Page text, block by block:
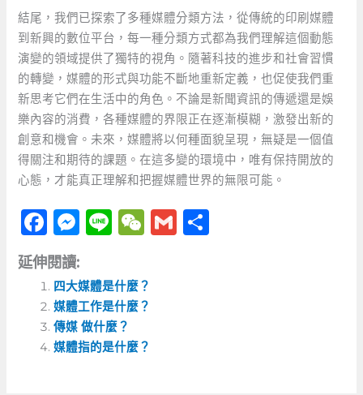
結尾，我們已探索了多種媒體分類方法，從傳統的印刷媒體
到新興的數位平台，每一種分類方式都為我們理解這個動態
演變的領域提供了獨特的視角。隨著科技的進步和社會習慣
的轉變，媒體的形式與功能不斷地重新定義，也促使我們重
新思考它們在生活中的角色。不論是新聞資訊的傳遞還是娛
樂內容的消費，各種媒體的界限正在逐漸模糊，激發出新的
創意和機會。未來，媒體將以何種面貌呈現，無疑是一個值
得關注和期待的課題。在這多變的環境中，唯有保持開放的
心態，才能真正理解和把握媒體世界的無限可能。
F
a
c
e
b
o
M
ss
e
n
g
Li
e
W
C
h
t
G
延伸閱讀:
四大媒體是什麼？
媒體工作是什麼？
傳媒 做什麼？
媒體指的是什麼？